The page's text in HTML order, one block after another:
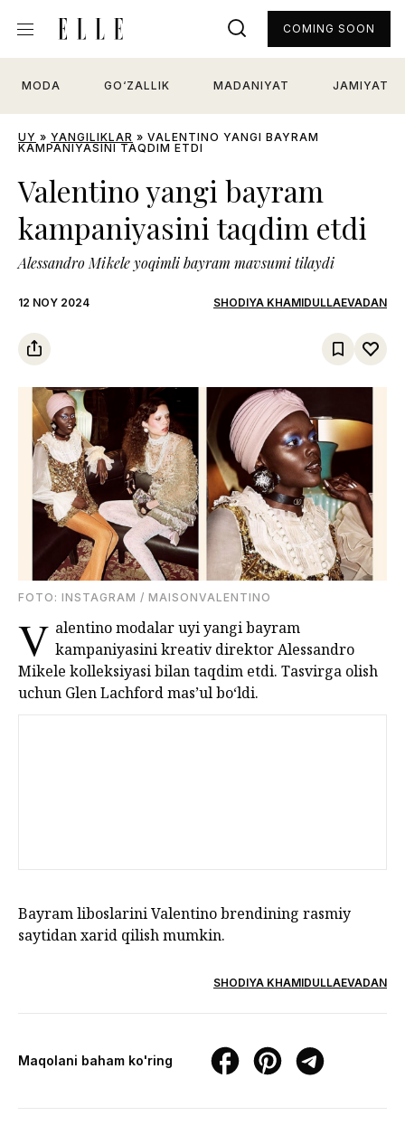
MODA GO‘ZALLIK MADANIYAT JAMIYAT
COMING SOON
UY » YANGILIKLAR » VALENTINO YANGI BAYRAM
KAMPANIYASINI TAQDIM ETDI
Valentino yangi bayram
kampaniyasini taqdim etdi
Alessandro Mikele yoqimli bayram mavsumi tilaydi
12 NOY 2024 SHODIYA KHAMIDULLAEVADAN
FOTО: INSTAGRAM / MAISONVALENTINO
V alentino modalar uyi yangi bayram
kampaniyasini kreativ direktor Alessandro
Mikele kolleksiyasi bilan taqdim etdi. Tasvirga olish
uchun Glen Lachford mas’ul bo‘ldi.
Bayram liboslarini Valentino brendining rasmiy
saytidan xarid qilish mumkin.
SHODIYA KHAMIDULLAEVADAN
Maqolani baham ko'ring